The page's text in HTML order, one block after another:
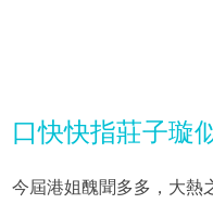
口快快指莊子璇
今屆港姐醜聞多多，大熱